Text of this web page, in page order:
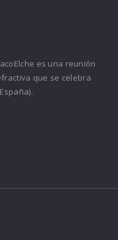
es una reunión
que se celebra